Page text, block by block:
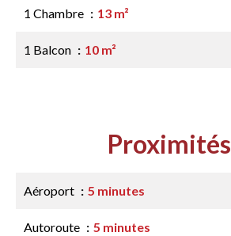
1 Chambre 13 m²
1 Balcon 10 m²
Proximités
Aéroport 5 minutes
Autoroute 5 minutes